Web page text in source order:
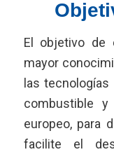
El objetivo de
mayor
las
combustible
europeo, para
facilite el